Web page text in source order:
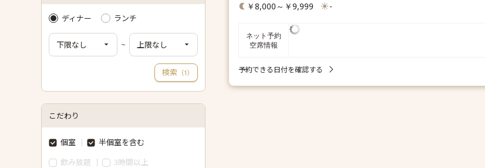
ディナー ランチ
~
検索 （1）
こだわり
個室
半個室を含む
飲み放題
3時間以上
￥8,000～￥9,999
-
ネット予約
空席情報
予約できる日付を確認する